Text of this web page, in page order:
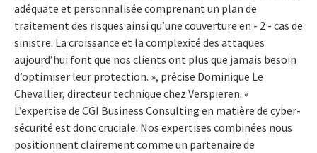
adéquate et personnalisée comprenant un plan de
traitement des risques ainsi qu’une couverture en - 2 - cas de
sinistre. La croissance et la complexité des attaques
aujourd’hui font que nos clients ont plus que jamais besoin
d’optimiser leur protection. », précise Dominique Le
Chevallier, directeur technique chez Verspieren. «
L’expertise de CGI Business Consulting en matière de cyber-
sécurité est donc cruciale. Nos expertises combinées nous
positionnent clairement comme un partenaire de